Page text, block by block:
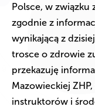
Polsce, w
zgodnie z
wynikającą z
trosce o zdrowie
przekazuję
Mazowieckiej
instruktorów i